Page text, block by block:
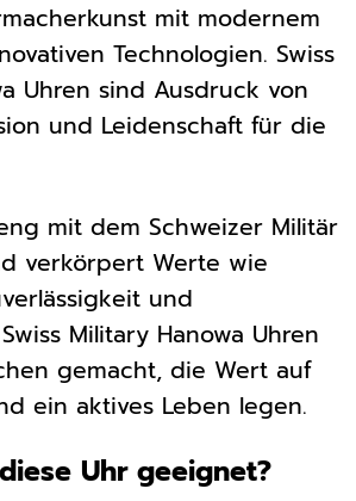
mit modernem
Technologien. Swiss
Uhren sind Ausdruck von
und Leidenschaft für die
mit dem Schweizer Militär
verkörpert Werte wie
und
Military Hanowa Uhren
gemacht, die Wert auf
ein aktives Leben legen.
Uhr geeignet?